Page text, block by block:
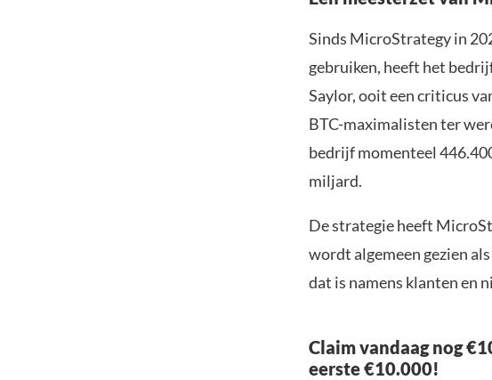
Sinds MicroStrategy in
gebruiken, heeft het
Saylor, ooit een criticus
BTC-maximalisten ter
bedrijf momenteel
miljard.
De strategie heeft
wordt algemeen gezien
dat is namens klanten en
Claim vandaag nog
eerste €10.000!